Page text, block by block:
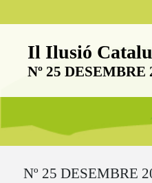
Boletín Il·lusió
Il Ilusió
Nº 25 DESEMBRE
Nº 25 DESEMBRE